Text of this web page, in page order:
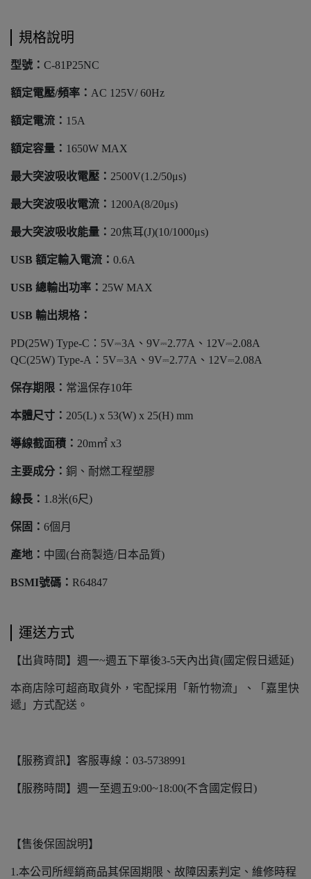
規格說明
型號： C-81P25NC
額定電壓/頻率： AC 125V/ 60Hz
額定電流： 15A
額定容量： 1650W MAX
最大突波吸收電壓： 2500V(1.2/50μs)
最大突波吸收電流： 1200A(8/20μs)
最大突波吸收能量： 20焦耳(J)(10/1000μs)
USB 額定輸入電流： 0.6A
USB 總輸出功率： 25W MAX
USB 輸出規格：
PD(25W) Type-C：5V⎓3A、9V⎓2.77A、12V⎓2.08A
QC(25W) Type-A：5V⎓3A、9V⎓2.77A、12V⎓2.08A
保存期限： 常溫保存10年
本體尺寸： 205(L) x 53(W) x 25(H) mm
導線截面積： 20m㎡ x3
主要成分： 銅、耐燃工程塑膠
線長： 1.8米(6尺)
保固： 6個月
產地： 中國(台商製造/日本品質)
BSMI號碼： R64847
運送方式
【出貨時間】週一~週五下單後3-5天內出貨(國定假日遞延)
本商店除可超商取貨外，宅配採用「新竹物流」、「嘉里快
遞」方式配送。
【服務資訊】客服專線：03-5738991
【服務時間】週一至週五9:00~18:00(不含國定假日)
【售後保固說明】
1.本公司所經銷商品其保固期限、故障因素判定、維修時程